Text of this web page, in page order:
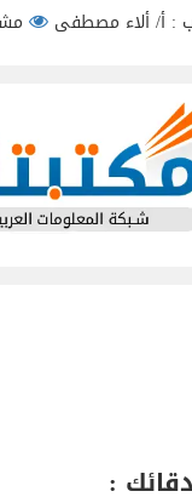
: أ/ ألاء مصطفى
: